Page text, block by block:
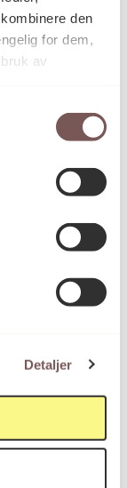
den
for dem,
av
Detaljer
på